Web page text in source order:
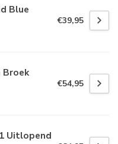
Blue
€39,95
Broek
€54,95
Uitlopend